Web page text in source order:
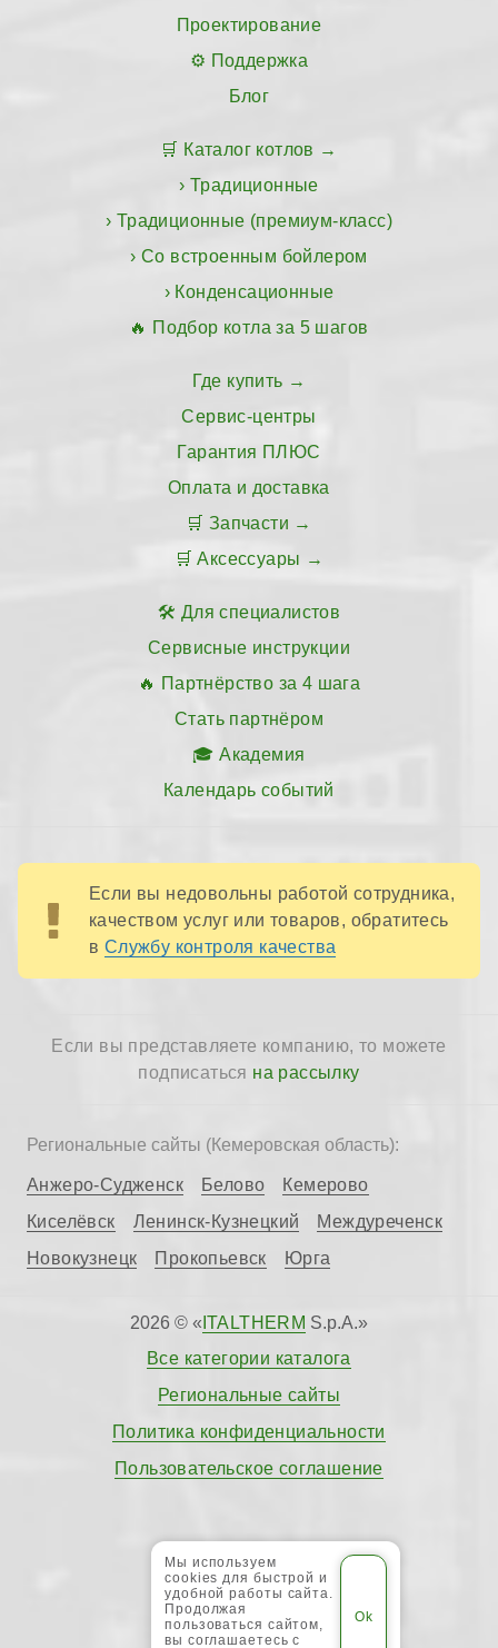
Проектирование
Поддержка
Блог
Каталог котлов
Традиционные
Традиционные (премиум-класс)
Со встроенным бойлером
Конденсационные
Подбор котла за 5 шагов
Где купить
Сервис-центры
Гарантия ПЛЮС
Оплата и доставка
Запчасти
Аксессуары
Для специалистов
Сервисные инструкции
Партнёрство за 4 шага
Стать партнёром
Академия
Календарь событий
Если вы недовольны работой сотрудника,
качеством услуг или товаров, обратитесь
в Службу контроля качества
Если вы представляете компанию, то можете
подписаться на рассылку
Региональные сайты (Кемеровская область):
Анжеро-Судженск Белово
Кемерово
Киселёвск
Ленинск-Кузнецкий
Междуреченск
Новокузнецк
Прокопьевск Юрга
2026 © « ITALTHERM S.p.A.»
Все категории каталога
Региональные сайты
Политика конфиденциальности
Пользовательское соглашение
Мы используем
cookies для быстрой и
удобной работы сайта.
Продолжая
пользоваться сайтом,
вы соглашаетесь с